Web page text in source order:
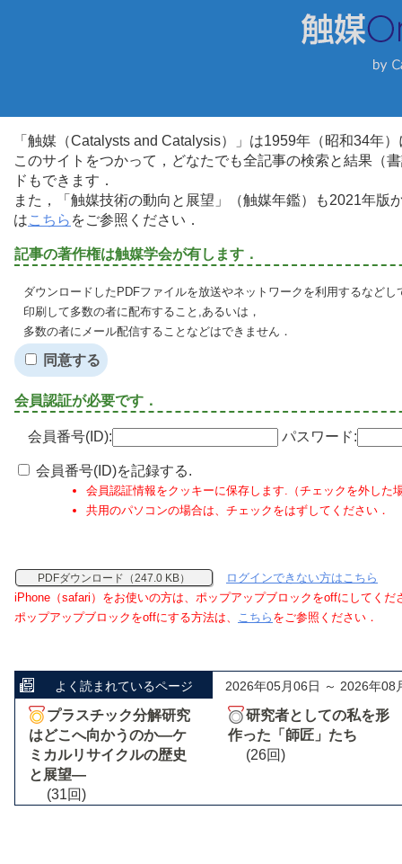
「触媒（Catalysts and Catalysis）」は1959年（昭和34年
このサイトをつかって，どなたでも全記事の検索と結果（
ドもできます．
また，「触媒技術の動向と展望」（触媒年鑑）も2021年
はこちら をご参照ください．
記事の著作権は触媒学会が有します．
ダウンロードしたPDFファイルを放送やネットワークを利用するなど
印刷して多数の者に配布すること,あるいは，
多数の者にメール配信することなどはできません．
同意する
会員認証が必要です．
会員番号(ID): パスワード:
会員番号(ID)を記録する.
会員認証情報をクッキーに保存します.（チェックを外した
共用のパソコンの場合は、チェックをはずしてください．
PDFダウンロード（247.0 KB）
ログインできない方はこちら
iPhone（safari）をお使いの方は、ポップアップブロックをoffにしてくだ
ポップアップブロックをoffにする方法は、 こちら をご参照ください．
よく読まれているページ 2026年05月06日 ～ 2026年08
プラスチック分解研究
はどこへ向かうのか―ケ
ミカルリサイクルの歴史
と展望―
(31回)
研究者としての私を形
作った「師匠」たち
(26回)